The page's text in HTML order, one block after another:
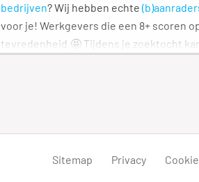
bedrijven? Wij hebben echte
voor je! Werkgevers die een 8+ scoren
tevredenheid.🤩 Tijdens je zoektocht
overzicht met functiesvoor je: speuren
Sitemap Privacy